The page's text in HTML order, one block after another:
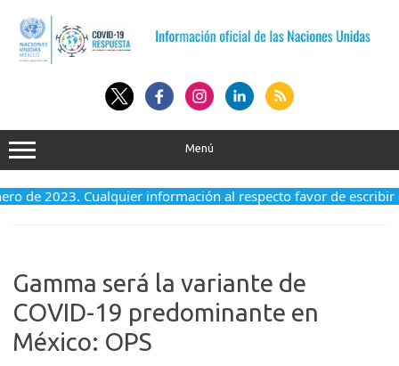
contenido
Menú
de 2023. Cualquier información al respecto favor de escribir
Gamma será la variante de
COVID-19 predominante en
México: OPS